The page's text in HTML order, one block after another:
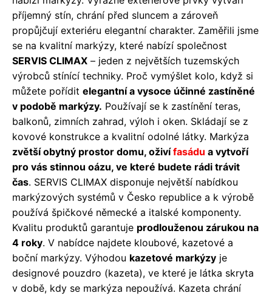
příjemný stín, chrání před sluncem a zároveň
propůjčují exteriéru elegantní charakter. Zaměřili jsme
se na kvalitní markýzy, které nabízí společnost
SERVIS CLIMAX – jeden z největších tuzemských
výrobců stínící techniky. Proč vymýšlet kolo, když si
můžete pořídit elegantní a vysoce účinné zastíněné
v podobě markýzy. Používají se k zastínění teras,
balkonů, zimních zahrad, výloh i oken. Skládají se z
kovové konstrukce a kvalitní odolné látky. Markýza
zvětší obytný prostor domu, oživífasádu a vytvoří
pro vás stinnou oázu, ve které budete rádi trávit
čas. SERVIS CLIMAX disponuje největší nabídkou
markýzových systémů v Česko republice a k výrobě
používá špičkové německé a italské komponenty.
Kvalitu produktů garantuje prodlouženou zárukou na
4 roky. V nabídce najdete kloubové, kazetové a
boční markýzy. Výhodou kazetové markýzy je
designové pouzdro (kazeta), ve které je látka skryta
v době, kdy se markýza nepoužívá. Kazeta chrání